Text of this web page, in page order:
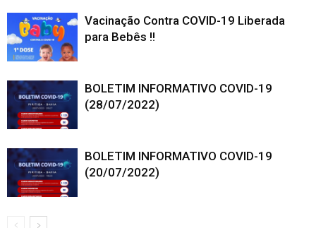
Vacinação Contra COVID-19 Liberada
para Bebês !!
BOLETIM INFORMATIVO COVID-19
(28/07/2022)
BOLETIM INFORMATIVO COVID-19
(20/07/2022)